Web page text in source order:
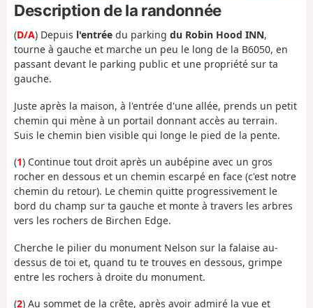
Description de la randonnée
(D/A) Depuis l'entrée du parking du Robin Hood INN,
tourne à gauche et marche un peu le long de la B6050, en
passant devant le parking public et une propriété sur ta
gauche.
Juste après la maison, à l'entrée d'une allée, prends un petit
chemin qui mène à un portail donnant accès au terrain.
Suis le chemin bien visible qui longe le pied de la pente.
(1) Continue tout droit après un aubépine avec un gros
rocher en dessous et un chemin escarpé en face (c'est notre
chemin du retour). Le chemin quitte progressivement le
bord du champ sur ta gauche et monte à travers les arbres
vers les rochers de Birchen Edge.
Cherche le pilier du monument Nelson sur la falaise au-
dessus de toi et, quand tu te trouves en dessous, grimpe
entre les rochers à droite du monument.
(2) Au sommet de la crête, après avoir admiré la vue et